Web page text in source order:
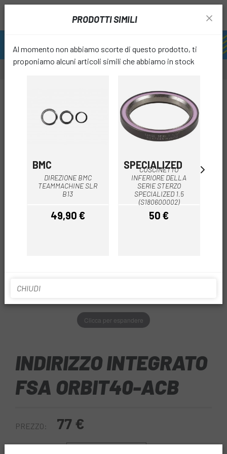
Clicca per espandere
INDIRIZZO INTEGRATO
FSA ORBIT40-ACB
PREZZO: 77 €
PRODOTTI SIMILI
Al momento non abbiamo scorte di questo prodotto, ti
proponiamo alcuni articoli simili che abbiamo in stock
BMC
DIREZIONE BMC
TEAMMACHINE SLR
B13
Prezzo
49,90 €
SPECIALIZED
CUSCINETTO
INFERIORE DELLA
SERIE STERZO
SPECIALIZED 1.5
(S180600002)
Prezzo
50 €
CHIUDI